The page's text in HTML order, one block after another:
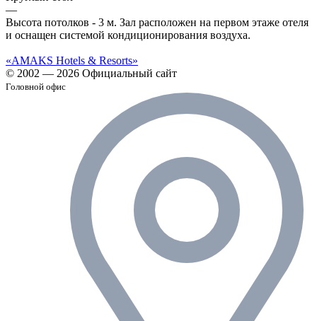
—
Высота потолков - 3 м. Зал расположен на первом этаже отеля
и оснащен системой кондиционирования воздуха.
«AMAKS Hotels & Resorts»
© 2002 — 2026 Официальный сайт
Головной офис